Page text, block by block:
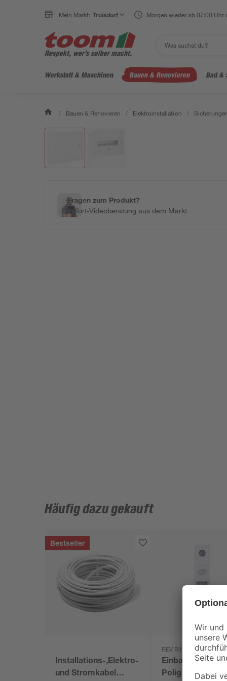
Mein Markt: Troisdorf Morgen wieder ab 07:00 Uhr
Werkstatt & Maschinen Bauen & Renovieren Bad &
/ Bauen & Renovieren / Elektroinstallation /
Fragen zum Produkt?
Sofort-Videoberatung aus dem Markt
Häufig dazu gekauft
Bestseller
Installations-,Elektro-
und Stromkabel
REV Ritter
Einbauautomat
Polig grau 16 A